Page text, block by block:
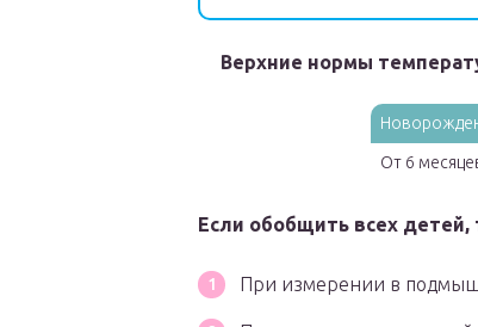
Верхние нормы
От 6
Если обобщить всех
При измерении в